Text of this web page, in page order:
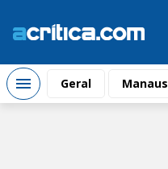
Geral Manaus